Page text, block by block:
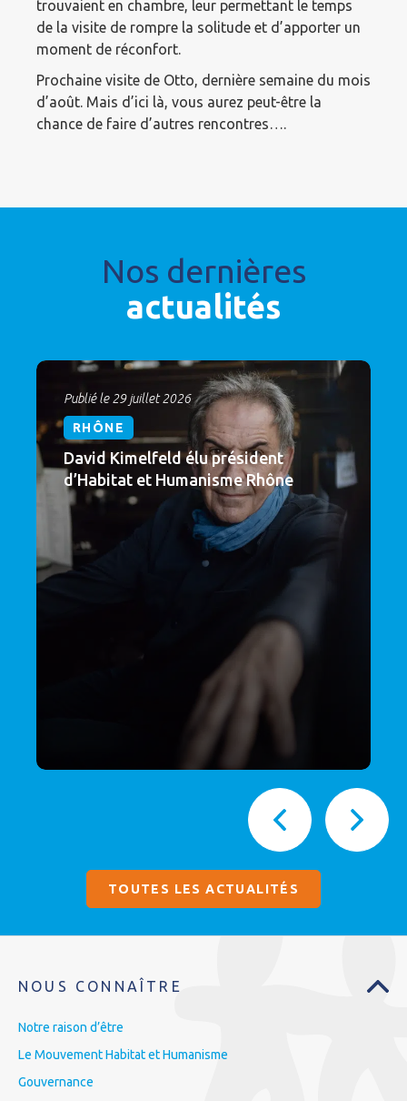
trouvaient en chambre, leur permettant le temps
de la visite de rompre la solitude et d’apporter un
moment de réconfort.
Prochaine visite de Otto, dernière semaine du mois
d’août. Mais d’ici là, vous aurez peut-être la
chance de faire d’autres rencontres….
Nos dernières
actualités
Publié le 29 juillet 2026
RHÔNE
David Kimelfeld élu président
d’Habitat et Humanisme Rhône
TOUTES LES ACTUALITÉS
NOUS CONNAÎTRE
Notre raison d’être
Le Mouvement Habitat et Humanisme
Gouvernance